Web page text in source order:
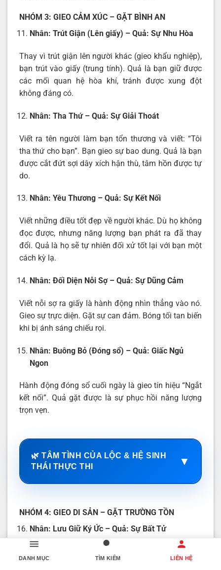
NHÓM 3: GIEO CẢM XÚC – GẶT BÌNH AN
Nhân: Trút Giận (Lên giấy) – Quả: Sự Nhu Hòa
Thay vì trút giận lên người khác (gieo khẩu nghiệp),
bạn trút vào giấy (trung tính). Quả là bạn giữ được
các mối quan hệ hòa khí, tránh được xung đột
không đáng có.
Nhân: Tha Thứ – Quả: Sự Giải Thoát
Viết ra tên người làm bạn tổn thương và viết: “Tôi
tha thứ cho bạn”. Bạn gieo sự bao dung. Quả là bạn
được cắt đứt sợi dây xích hận thù, tâm hồn được tự
do.
Nhân: Yêu Thương – Quả: Sự Kết Nối
Viết những điều tốt đẹp về người khác. Dù họ không
đọc được, nhưng năng lượng bạn phát ra đã thay
đổi. Quả là họ sẽ tự nhiên đối xử tốt lại với bạn một
cách kỳ lạ.
Nhân: Đối Diện Nỗi Sợ – Quả: Sự Dũng Cảm
Viết nỗi sợ ra giấy là hành động nhìn thẳng vào nó.
Gieo sự trực diện. Gặt sự can đảm. Bóng tối tan biến
khi bị ánh sáng chiếu rọi.
Nhân: Buông Bỏ (Đóng sổ) – Quả: Giấc Ngủ
Ngon
Hành động đóng sổ cuối ngày là gieo tín hiệu “Ngắt
kết nối”. Quả gặt được là sự phục hồi năng lượng
trọn vẹn.
🌿 TÂM TÌNH CỦA LỘC & HỆ SINH
THÁI THỰC THI
▼
NHÓM 4: GIEO DI SẢN – GẶT TRƯỜNG TỒN
Nhân: Lưu Giữ Ký Ức – Quả: Sự Bất Tử
sống động mãi mãi trên trang giấy. Con cháu đời
DANH MỤC TÌM KIẾM LIÊN HỆ